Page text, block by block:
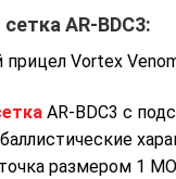
AR-BDC3:
AR-BDC3 с
размером 1